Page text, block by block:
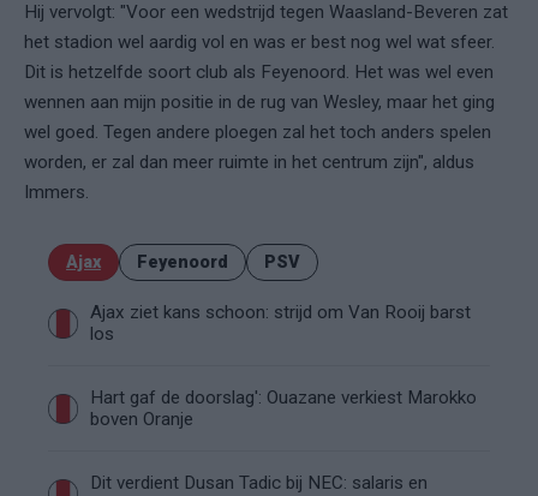
Hij vervolgt: "Voor een wedstrijd tegen Waasland-Beveren zat
het stadion wel aardig vol en was er best nog wel wat sfeer.
Dit is hetzelfde soort club als Feyenoord. Het was wel even
wennen aan mijn positie in de rug van Wesley, maar het ging
wel goed. Tegen andere ploegen zal het toch anders spelen
worden, er zal dan meer ruimte in het centrum zijn", aldus
Immers.
Ajax Feyenoord PSV
Ajax ziet kans schoon: strijd om Van Rooij barst
los
Hart gaf de doorslag': Ouazane verkiest Marokko
boven Oranje
Dit verdient Dusan Tadic bij NEC: salaris en